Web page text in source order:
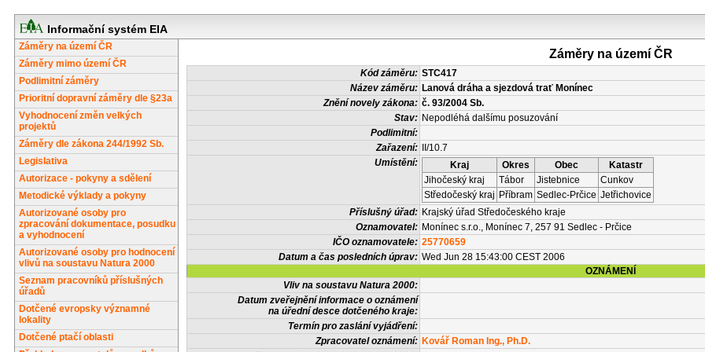
Informační systém EIA
Záměry na území ČR
Záměry mimo území ČR
Podlimitní záměry
Prioritní dopravní záměry dle §23a
Vyhodnocení změn velkých
projektů
Záměry dle zákona 244/1992 Sb.
Legislativa
Autorizace - pokyny a sdělení
Metodické výklady a pokyny
Autorizované osoby pro
zpracování dokumentace, posudku
a vyhodnocení
Autorizované osoby pro hodnocení
vlivů na soustavu Natura 2000
Seznam pracovníků příslušných
úřadů
Dotčené evropsky významné
lokality
Dotčené ptačí oblasti
Záměry na území ČR
Kód záměru: STC417
Název záměru: Lanová dráha a sjezdová trať Monínec
Znění novely zákona: č. 93/2004 Sb.
Stav: Nepodléhá dalšímu posuzování
Podlimitní:
Zařazení:
II/10.7
Umístění:
Kraj Okres Obec
Katastr
Jihočeský kraj
Tábor Jistebnice
Cunkov
Středočeský kraj Příbram Sedlec-Prčice Jetřichovice
Příslušný úřad: Krajský úřad Středočeského kraje
Oznamovatel: Monínec s.r.o., Monínec 7, 257 91 Sedlec - Prčice
IČO oznamovatele: 25770659
Datum a čas posledních úprav: Wed Jun 28 15:43:00 CEST 2006
OZNÁMENÍ
Vliv na soustavu Natura 2000:
Datum zveřejnění informace o oznámení
na úřední desce dotčeného kraje:
Termín pro zaslání vyjádření:
Zpracovatel oznámení: Kovář Roman Ing., Ph.D.